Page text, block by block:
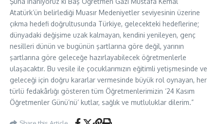
Atatürk’ün belirlediği Muasır Medeniyetler seviyesinin üzerine
çıkma hedefi doğrultusunda Türkiye, gelecekteki hedeflerine;
dünyadaki değişime uzak kalmayan, kendini yenileyen, genç
nesilleri dünün ve bugünün şartlarına göre değil, yarının
şartlarına göre geleceğe hazırlayabilecek öğretmenlerle
ulaşacaktır. Bu vesile ile çocuklarımızın eğitimli yetişmesinde ve
geleceği için doğru kararlar vermesinde büyük rol oynayan, her
türlü fedakârlığı gösteren tüm Öğretmenlerimizin ‘24 Kasım
Öğretmenler Günü’nü’ kutlar, sağlık ve mutluluklar dilerim.”